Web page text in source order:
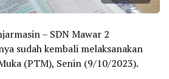
– SDN Mawar 2
sudah kembali melaksanakan
(PTM), Senin (9/10/2023).